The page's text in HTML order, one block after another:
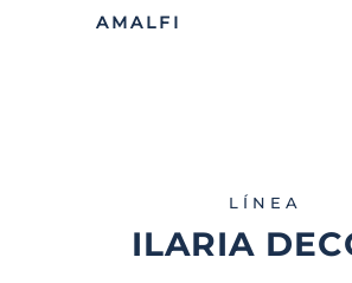
AMALFI
LÍNEA
ILARIA